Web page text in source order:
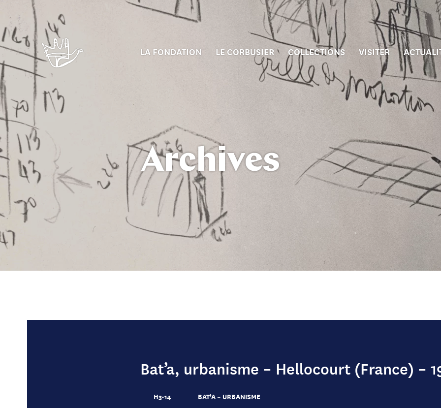
LA FONDATION LE CORBUSIER COLLECTIONS VISITER
Archives
Bat’a, urbanisme – Hellocourt (France) –
H3-14
BAT’A – URBANISME